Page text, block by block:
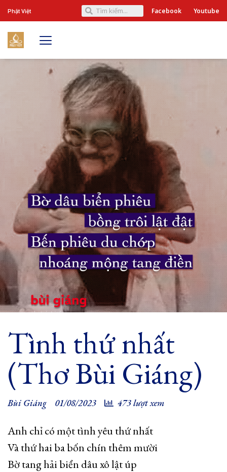
Phật Việt Facebook Youtube
Tình thứ nhất
(Thơ Bùi Giáng)
Bùi Giáng 01/08/2023 473 lượt xem
Anh chỉ có một tình yêu thứ nhất
Và thứ hai ba bốn chín thêm mười
Bờ tang hải biển dâu xô lật úp